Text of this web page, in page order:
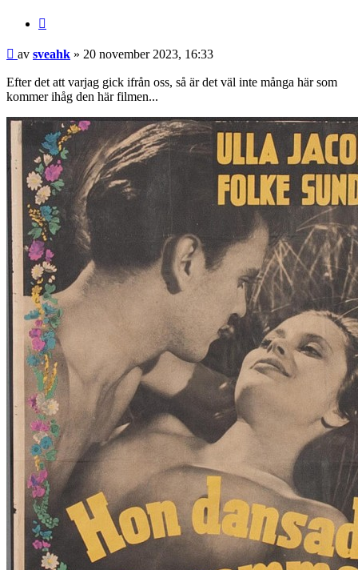
Inlägg
av sveahk » 20 november 2023, 16:33
Efter det att varjag gick ifrån oss, så är det väl inte många här som
kommer ihåg den här filmen...